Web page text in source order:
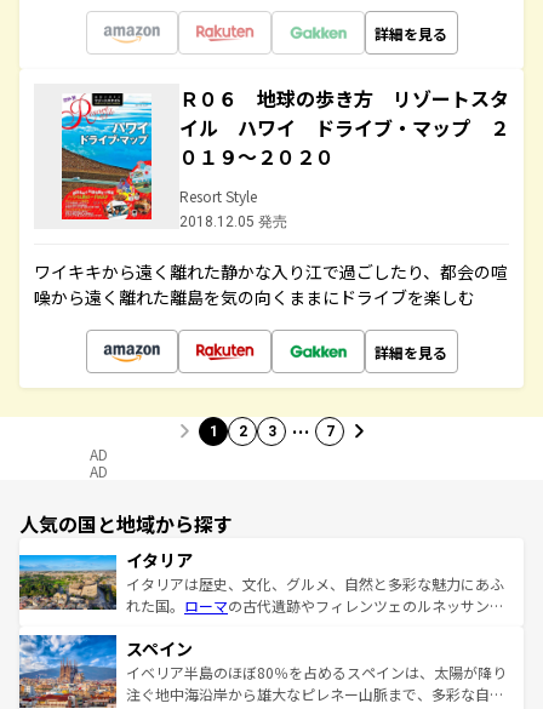
詳細を見る
Ｒ０６ 地球の歩き方 リゾートスタ
イル ハワイ ドライブ・マップ ２
０１９～２０２０
Resort Style
2018.12.05 発売
ワイキキから遠く離れた静かな入り江で過ごしたり、都会の喧
噪から遠く離れた離島を気の向くままにドライブを楽しむ
詳細を見る
1 2 3 … 7
AD
AD
人気の国と地域から探す
イタリア
イタリアは歴史、文化、グルメ、自然と多彩な魅力にあふ
れた国。 ローマの古代遺跡やフィレンツェのルネッサンス
ろん、トスカーナの美しい田園風景やアマルフィ海岸の絶
景など、自然景観も見逃せない。観光の合間には、本場の
ピザやパスタなど、絶品のイタリア料理を堪能することも
スペイン
イベリア半島のほぼ80％を占めるスペインは、太陽が降り
注ぐ地中海沿岸から雄大なピレネー山脈まで、多彩な自然